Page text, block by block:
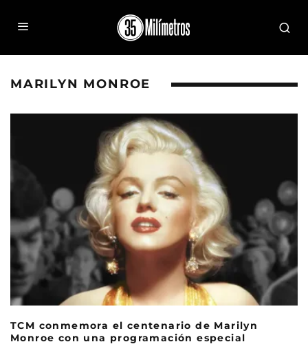
MARILYN MONROE
TCM conmemora el centenario de Marilyn
Monroe con una programación especial